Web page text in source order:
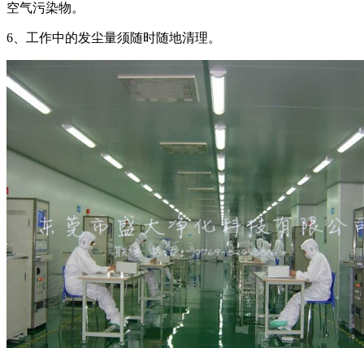
空气污染物。
6、工作中的发尘量须随时随地清理。